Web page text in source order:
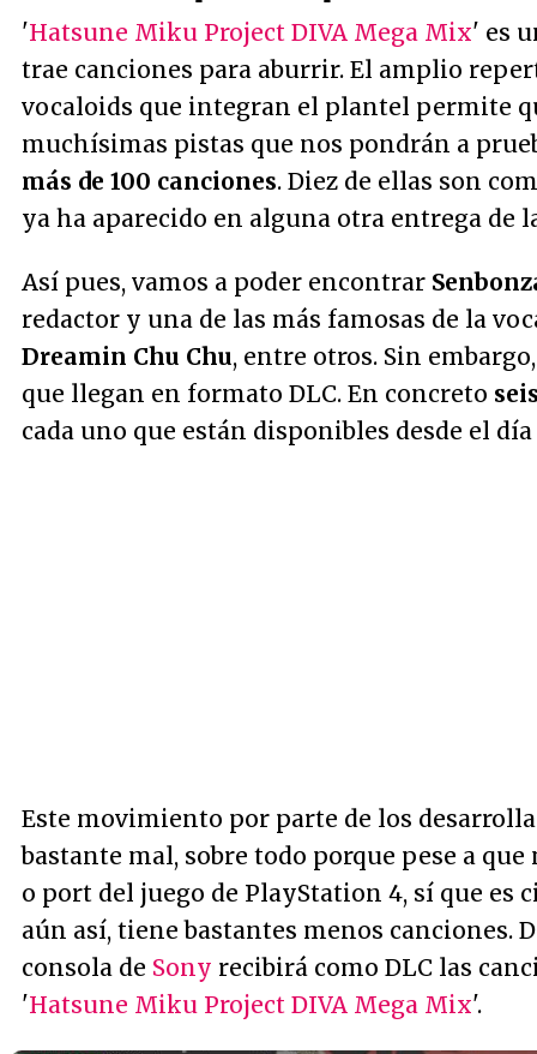
'Hatsune Miku Project DIVA Mega Mix' es
trae canciones para aburrir. El amplio
vocaloids que integran el plantel permite
muchísimas pistas que nos pondrán a
más de 100 canciones. Diez de ellas son
ya ha aparecido en alguna otra entrega de
Así pues, vamos a poder encontrar
redactor y una de las más famosas de la
Dreamin Chu Chu, entre otros. Sin
que llegan en formato DLC. En concreto
cada uno que están disponibles desde el
Este movimiento por parte de los
bastante mal, sobre todo porque pese a
o port del juego de PlayStation 4, sí que es
aún así, tiene bastantes menos canciones.
consola de Sony recibirá como DLC las
'Hatsune Miku Project DIVA Mega Mix'.